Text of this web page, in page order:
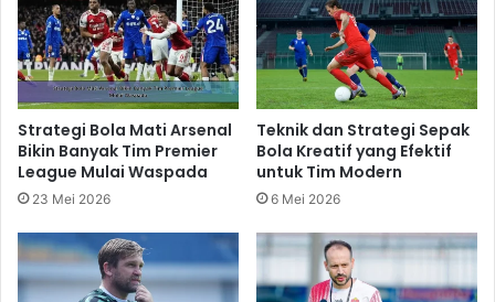
Strategi Bola Mati Arsenal
Bikin Banyak Tim Premier
League Mulai Waspada
23 Mei 2026
Teknik dan Strategi Sepak
Bola Kreatif yang Efektif
untuk Tim Modern
6 Mei 2026